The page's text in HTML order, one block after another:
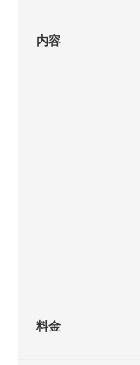
内容
料金